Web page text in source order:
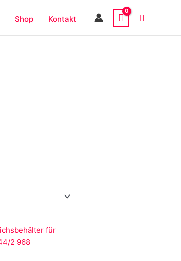
Shop Kontakt